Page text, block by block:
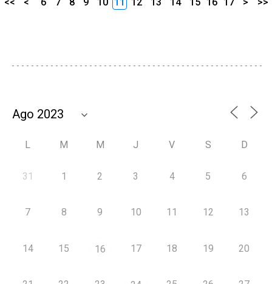
L M M J V S D
31 1 2 3 4 5 6
7 8 9 10 11 12 13
14 15 16 17 18 19 20